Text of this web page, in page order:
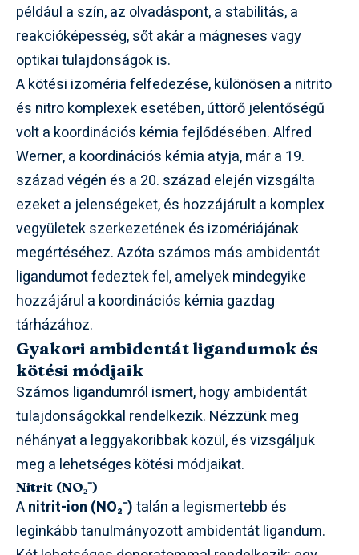
például a szín, az olvadáspont, a stabilitás, a
reakcióképesség, sőt akár a mágneses vagy
optikai tulajdonságok is.
A kötési izoméria felfedezése, különösen a nitrito
és nitro komplexek esetében, úttörő jelentőségű
volt a koordinációs kémia fejlődésében. Alfred
Werner, a koordinációs kémia atyja, már a 19.
század végén és a 20. század elején vizsgálta
ezeket a jelenségeket, és hozzájárult a komplex
vegyületek szerkezetének és izomériájának
megértéséhez. Azóta számos más ambidentát
ligandumot fedeztek fel, amelyek mindegyike
hozzájárul a koordinációs kémia gazdag
tárházához.
Gyakori ambidentát ligandumok és
kötési módjaik
Számos ligandumról ismert, hogy ambidentát
tulajdonságokkal rendelkezik. Nézzünk meg
néhányat a leggyakoribbak közül, és vizsgáljuk
meg a lehetséges kötési módjaikat.
Nitrit (NO₂⁻)
Anitrit-ion (NO₂⁻)talán a legismertebb és
leginkább tanulmányozott ambidentát ligandum.